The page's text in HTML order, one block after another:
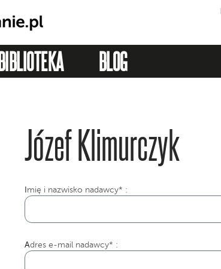
BIBLIOTEKA BLOG
Józef Klimurczyk
mię i nazwisko nadawcy* :
Adres e-mail nadawcy* :